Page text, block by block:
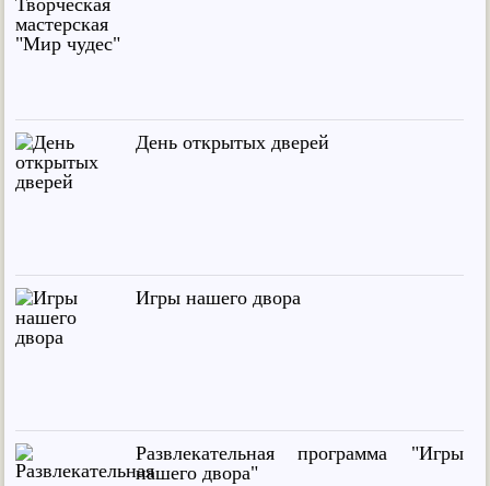
День открытых дверей
Игры нашего двора
Развлекательная программа "Игры
нашего двора"